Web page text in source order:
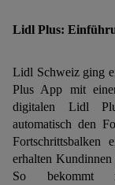
Lidl Plus:
Lidl Schweiz ging
Plus App mit
digitalen Lidl
automatisch den
Fortschrittsbalken
erhalten
So bekommt